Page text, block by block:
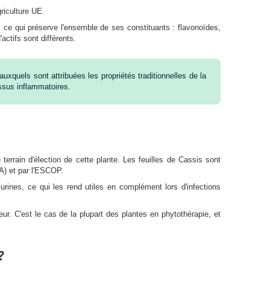
UE.
qui préserve l'ensemble de ses constituants : flavonoïdes,
sont différents.
sont attribuées les propriétés traditionnelles de la
inflammatoires.
d'élection de cette plante. Les feuilles de Cassis sont
et par l'ESCOP.
ce qui les rend utiles en complément lors d'infections
C'est le cas de la plupart des plantes en phytothérapie, et